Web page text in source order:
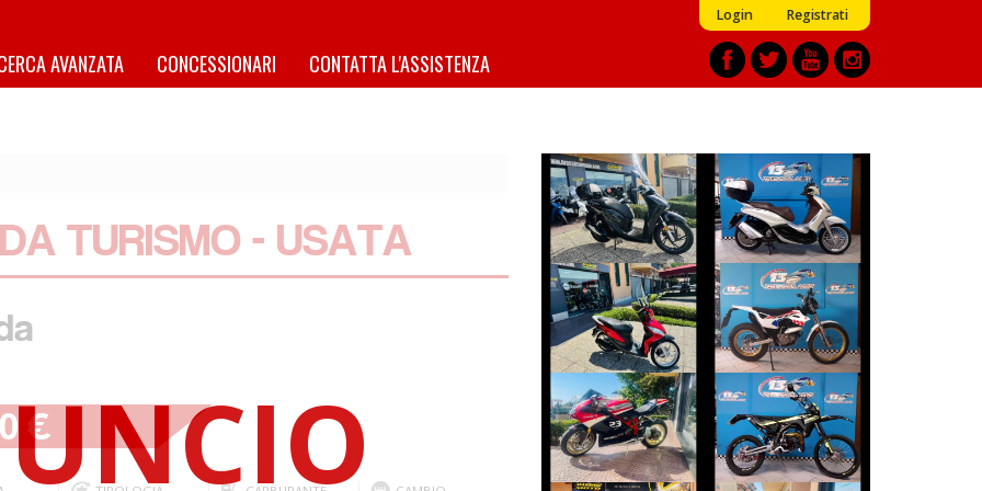
Login Registrati
AVANZATA CONCESSIONARI CONTATTA L'ASSISTENZA
TURISMO - USATA
€
HONDA SH
€ 3.599 €
PIAGGIO
BEVERLY
€ 2.990 €
HONDA VISION
€ 1.590 €
MONTESA 4RIDE
€ 6.290 €
DUCATI 1098
€ 10.490 €
FANTIC-MOTOR
XE
€ 2.990 €